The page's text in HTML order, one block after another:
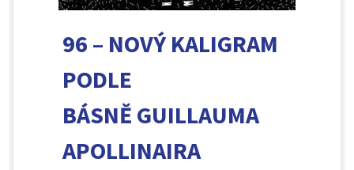
96 – NOVÝ KALIGRAM
PODLE
BÁSNĚ GUILLAUMA
APOLLINAIRA